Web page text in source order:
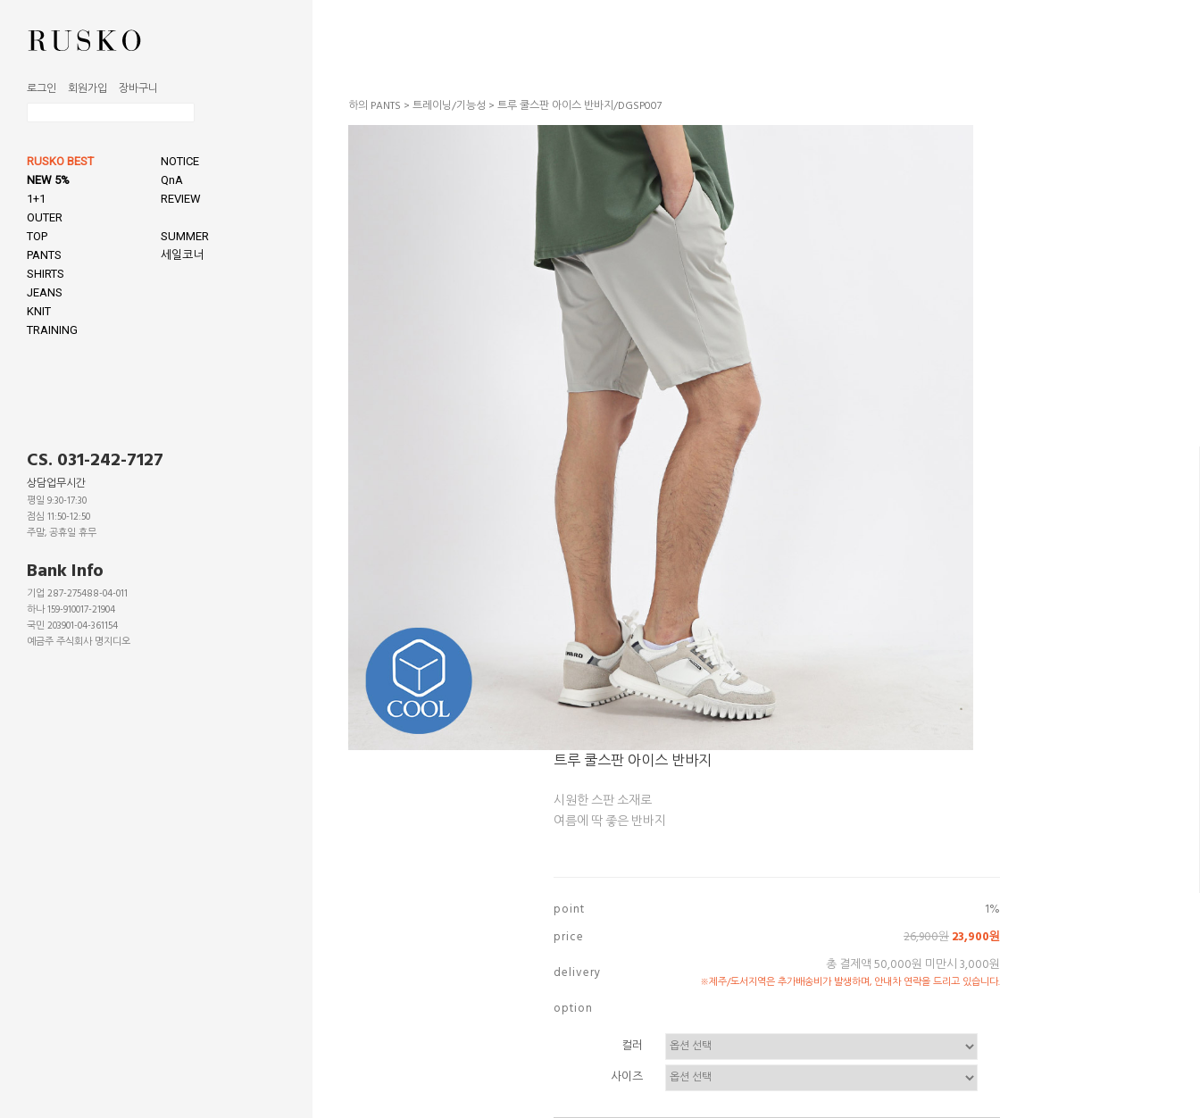
로그인 회원가입 장바구니
RUSKO BEST
NEW 5%
1+1
OUTER
TOP
PANTS
SHIRTS
JEANS
KNIT
TRAINING
NOTICE
QnA
REVIEW
SUMMER
세일코너
CS. 031-242-7127
상담업무시간
평일 9:30-17:30
점심 11:50-12:50
주말, 공휴일 휴무
Bank Info
기업 287-275488-04-011
하나 159-910017-21904
국민 203901-04-361154
예금주 주식회사 명지디오
하의 PANTS > 트레이닝/기능성 > 트루 쿨스판 아이스 반바지/DGSP007
트루 쿨스판 아이스 반바지
시원한 스판 소재로
여름에 딱 좋은 반바지
p o i n t
1%
p r i c e
26,900원23,900원
d e l i v e r y
총 결제액 50,000원 미만시 3,000원
※제주/도서지역은 추가배송비가 발생하며, 안내차 연락을 드리고 있습니다.
o p t i o n
컬러
사이즈